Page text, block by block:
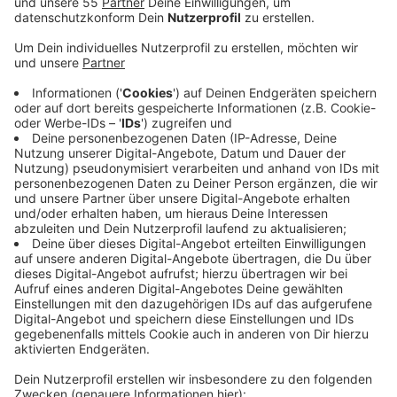
Veröffentlicht:Mittwoch, 20.09.2023 18:35
Anzeige
Es brauche einen dauerhaften Inflationsausgleich, so
die Forderung von ver.di. Denn die Krankenhäuser
befänden sich in einem Kampf um Kostensenkungen.
Der werde durch die gestiegenen Kosten, etwa für
Energie, nochmal verschärft. Außerdem müssten die
Arbeitsbedingungen für das Personal verbessert
werden, zum Beispiel durch eine bessere Bezahlung,
aber auch Investitionen in eine gute Ausbildung, so
ver.di. Die Beschäftigten müssten entlastet - und die
gute medizinische Versorgung sichergestellt werden.
Hierfür haben am Mittwoch (20.09.) Beschäftigte aus
dem Düsseldorfer Landtag demonstriert.